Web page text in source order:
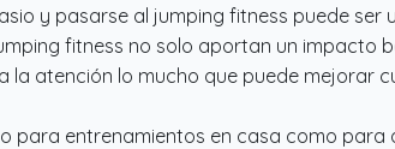
y pasarse al jumping fitness puede
fitness no solo aportan un impacto
la atención lo mucho que puede mejorar
para entrenamientos en casa como para